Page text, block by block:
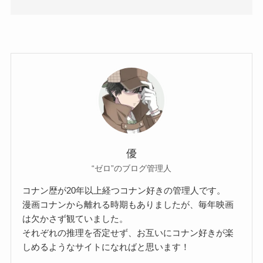
優
“ゼロ”のブログ管理人
コナン歴が20年以上経つコナン好きの管理人です。
漫画コナンから離れる時期もありましたが、毎年映画
は欠かさず観ていました。
それぞれの推理を否定せず、お互いにコナン好きが楽
しめるようなサイトになればと思います！